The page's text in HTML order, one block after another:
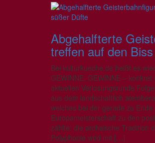
Abgehalfterte
treffen auf den
Bei kulturkueche.de heißt es
GEWINNE, GEWINNE –
aktuellen Verlosungsrunde
aus dem landschaftlich
welches bei der gerade zu Ende
Europameisterschaft zu den
zählte: die archaische Tradition
Polyphonie wird mit […]